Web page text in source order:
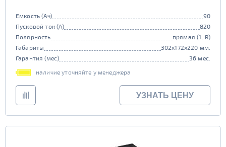
Емкость (Ач)
90
Пусковой ток (А)
820
Полярность
прямая (1, R)
Габариты
302x172x220 мм.
Гарантия (мес)
36 мес.
наличие уточняйте у менеджера
УЗНАТЬ ЦЕНУ